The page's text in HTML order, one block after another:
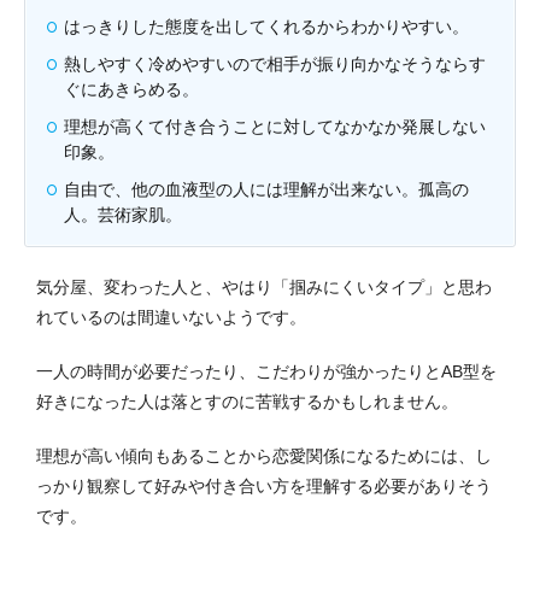
はっきりした態度を出してくれるからわかりやすい。
熱しやすく冷めやすいので相手が振り向かなそうならす
ぐにあきらめる。
理想が高くて付き合うことに対してなかなか発展しない
印象。
自由で、他の血液型の人には理解が出来ない。孤高の
人。芸術家肌。
気分屋、変わった人と、やはり「掴みにくいタイプ」と思わ
れているのは間違いないようです。
一人の時間が必要だったり、こだわりが強かったりとAB型を
好きになった人は落とすのに苦戦するかもしれません。
理想が高い傾向もあることから恋愛関係になるためには、し
っかり観察して好みや付き合い方を理解する必要がありそう
です。